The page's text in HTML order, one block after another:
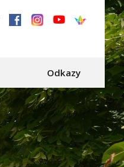
Odkazy